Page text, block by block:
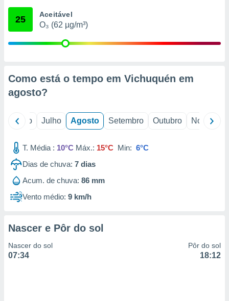
através
1199
25 Aceitável
O₃ (62 µg/m³)
Como está o tempo em Vichuquén em
agosto?
Junho Julho Agosto Setembro Outubro Novembro
T. Média : 10°C Máx.: 15°C Min: 6°C
Dias de chuva: 7 dias
Acum. de chuva: 86 mm
Vento médio: 9 km/h
Nascer e Pôr do sol
Nascer do sol
07:34
Pôr do sol
18:12